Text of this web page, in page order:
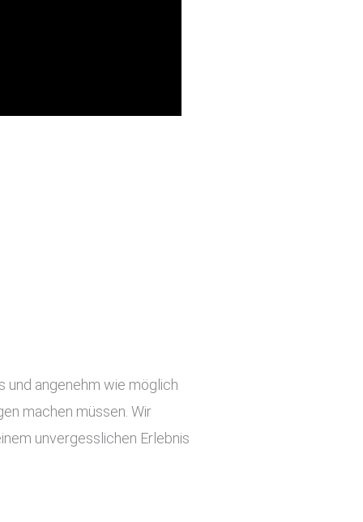
und angenehm wie möglich
machen müssen. Wir
unvergesslichen Erlebnis